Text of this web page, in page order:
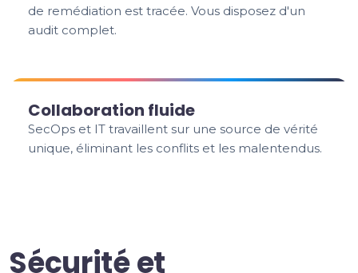
de remédiation est tracée. Vous disposez d'un
audit complet.
Collaboration fluide
SecOps et IT travaillent sur une source de vérité
unique, éliminant les conflits et les malentendus.
Sécurité et